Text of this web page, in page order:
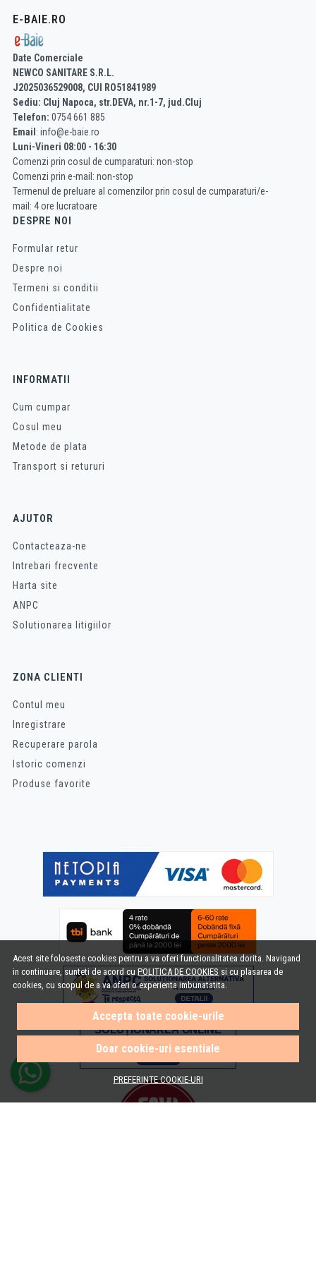
Acest site foloseste cookies pentru a va oferi functionalitatea dorita. Navigand
in continuare, sunteti de acord cu POLITICA DE COOKIES si cu plasarea de
cookies, cu scopul de a va oferi o experienta imbunatatita.
Accepta toate cookie-urile
Doar cookie-uri esentiale
PREFERINTE COOKIE-URI
E-BAIE.RO
Date Comerciale
NEWCO SANITARE S.R.L.
J2025036529008, CUI RO51841989
Sediu: Cluj Napoca, str.DEVA, nr.1-7, jud.Cluj
Telefon: 0754 661 885
Email : info@e-baie.ro
Luni-Vineri 08:00 - 16:30
Comenzi prin cosul de cumparaturi: non-stop
Comenzi prin e-mail: non-stop
Termenul de preluare al comenzilor prin cosul de cumparaturi/e-
mail: 4 ore lucratoare
DESPRE NOI
Formular retur
Despre noi
Termeni si conditii
Confidentialitate
Politica de Cookies
INFORMATII
Cum cumpar
Cosul meu
Metode de plata
Transport si retururi
AJUTOR
Contacteaza-ne
Intrebari frecvente
Harta site
ANPC
Solutionarea litigiilor
ZONA CLIENTI
Contul meu
Inregistrare
Recuperare parola
Istoric comenzi
Produse favorite